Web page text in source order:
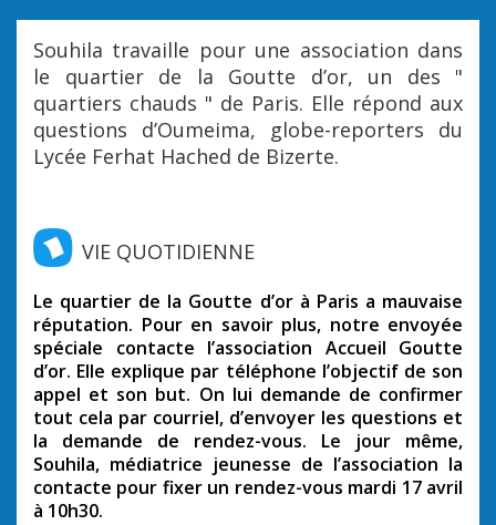
Souhila travaille pour une association dans
le quartier de la Goutte d’or, un des "
quartiers chauds " de Paris. Elle répond aux
questions d’Oumeima, globe-reporters du
Lycée Ferhat Hached de Bizerte.
VIE QUOTIDIENNE
Le quartier de la Goutte d’or à Paris a mauvaise
réputation. Pour en savoir plus, notre envoyée
spéciale contacte l’association Accueil Goutte
d’or. Elle explique par téléphone l’objectif de son
appel et son but. On lui demande de confirmer
tout cela par courriel, d’envoyer les questions et
la demande de rendez-vous. Le jour même,
Souhila, médiatrice jeunesse de l’association la
contacte pour fixer un rendez-vous mardi 17 avril
à 10h30.